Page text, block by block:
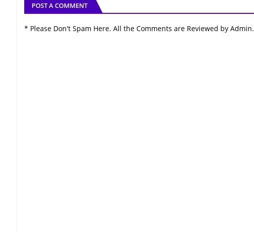
POST A COMMENT
* Please Don't Spam Here. All the Comments are Reviewed by Admin.